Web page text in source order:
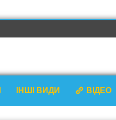
ІНШІ ВИДИ ВІДЕО